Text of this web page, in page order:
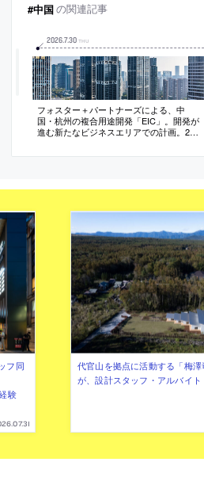
#中国の関連記事
2026.7.30 THU
フォスター＋パートナーズによる、中
国・杭州の複合用途開発「EIC」。開発が
進む新たなビジネスエリアでの計画。2棟
加えて、商業施設などを内包する基壇部
フ同
験
代官山を拠点に活動する「梅澤
が、設計スタッフ・アルバイ